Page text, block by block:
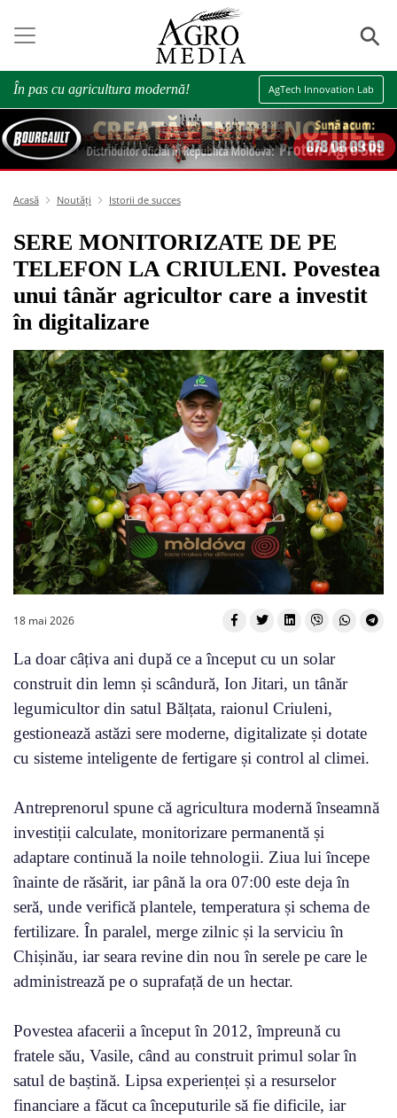
⚲
În pas cu agricultura modernă! AgTech Innovation Lab
Acasă Noutăți Istorii de succes
SERE MONITORIZATE DE PE
TELEFON LA CRIULENI. Povestea
unui tânăr agricultor care a investit
în digitalizare
18 mai 2026
La doar câțiva ani după ce a început cu un solar
construit din lemn și scândură, Ion Jitari, un tânăr
legumicultor din satul Bălțata, raionul Criuleni,
gestionează astăzi sere moderne, digitalizate și dotate
cu sisteme inteligente de fertigare și control al climei.
Antreprenorul spune că agricultura modernă înseamnă
investiții calculate, monitorizare permanentă și
adaptare continuă la noile tehnologii. Ziua lui începe
înainte de răsărit, iar până la ora 07:00 este deja în
seră, unde verifică plantele, temperatura și schema de
fertilizare. În paralel, merge zilnic și la serviciu în
Chișinău, iar seara revine din nou în serele pe care le
administrează pe o suprafață de un hectar.
Povestea afacerii a început în 2012, împreună cu
fratele său, Vasile, când au construit primul solar în
satul de baștină. Lipsa experienței și a resurselor
financiare a făcut ca începuturile să fie dificile, iar